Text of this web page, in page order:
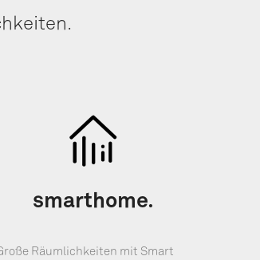
smar­thome.
Räum­lich­kei­ten mit Smart